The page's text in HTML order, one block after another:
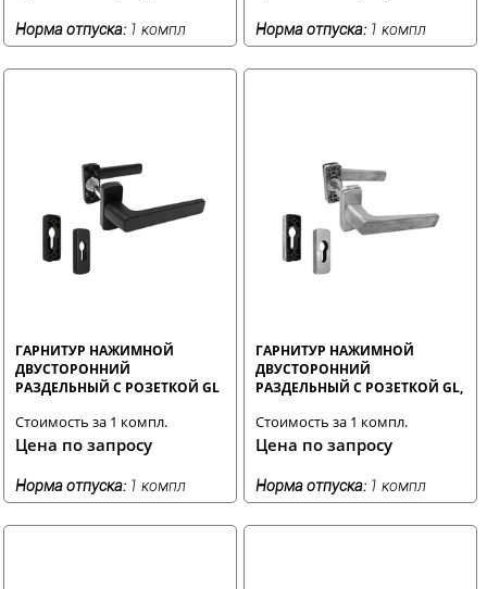
Норма отпуска: 1 компл Норма отпуска: 1 компл
ГАРНИТУР НАЖИМНОЙ
ДВУСТОРОННИЙ
РАЗДЕЛЬНЫЙ С РОЗЕТКОЙ GL
Стоимость за 1 компл.
Цена по запросу
Норма отпуска: 1 компл
ГАРНИТУР НАЖИМНОЙ
ДВУСТОРОННИЙ
РАЗДЕЛЬНЫЙ С РОЗЕТКОЙ GL,
Стоимость за 1 компл.
Цена по запросу
Норма отпуска: 1 компл